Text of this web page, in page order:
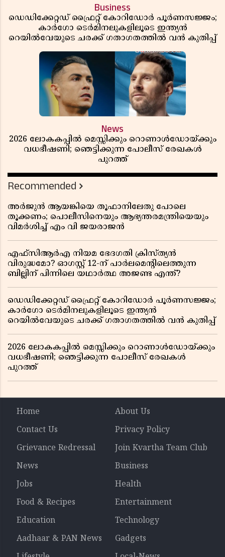
Business
ഡെഡിക്കേറ്റഡ് ഫ്രൈറ്റ് കോറിഡോർ പൂർണസജ്ജം;
കാർഗോ ടെർമിനലുകളിലൂടെ ഇന്ത്യൻ
റെയിൽവേയുടെ ചരക്ക് ഗതാഗതത്തിൽ വൻ കുതിപ്പ്
News
2026 ലോകകപ്പിൽ മെസ്സിക്കും റൊണാൾഡോയ്ക്കും
വധഭീഷണി; ഞെട്ടിക്കുന്ന പോലീസ് രേഖകൾ
പുറത്ത്
Recommended
അർജുൻ ആയങ്കിയെ തൂഫാനിലേതു പോലെ
തൂക്കണം; പൊലീസിനെയും ആഭ്യന്തരമന്ത്രിയെയും
വിമർശിച്ച് എം വി ജയരാജൻ
എഫ്സിആർഎ നിയമ ഭേദഗതി ക്രിസ്ത്യൻ
വിരുദ്ധമോ? ഓഗസ്റ്റ് 12-ന് പാർലമെന്റിലെത്തുന്ന
ബില്ലിന് പിന്നിലെ യഥാർത്ഥ അജണ്ട എന്ത്?
ഡെഡിക്കേറ്റഡ് ഫ്രൈറ്റ് കോറിഡോർ പൂർണസജ്ജം;
കാർഗോ ടെർമിനലുകളിലൂടെ ഇന്ത്യൻ
റെയിൽവേയുടെ ചരക്ക് ഗതാഗതത്തിൽ വൻ കുതിപ്പ്
2026 ലോകകപ്പിൽ മെസ്സിക്കും റൊണാൾഡോയ്ക്കും
വധഭീഷണി; ഞെട്ടിക്കുന്ന പോലീസ് രേഖകൾ
പുറത്ത്
Home
About Us
Contact Us
Privacy Policy
Grievance Redressal
Join Kvartha Team Club
News
Business
Jobs
Health
Food & Recipes
Entertainment
Education
Technology
Aadhaar & PAN News
Gadgets